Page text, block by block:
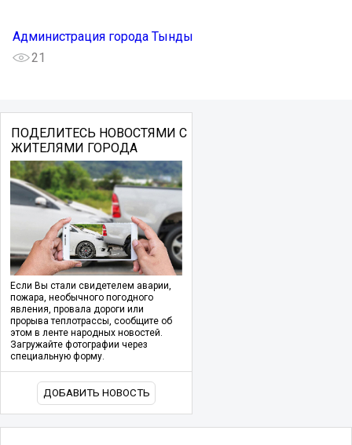
Администрация города Тынды
21
ПОДЕЛИТЕСЬ НОВОСТЯМИ С
ЖИТЕЛЯМИ ГОРОДА
Если Вы стали свидетелем аварии,
пожара, необычного погодного
явления, провала дороги или
прорыва теплотрассы, сообщите об
этом в ленте народных новостей.
Загружайте фотографии через
специальную форму.
ДОБАВИТЬ НОВОСТЬ